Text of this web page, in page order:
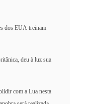
dos EUA treinam
deu à luz sua
com a Lua nesta